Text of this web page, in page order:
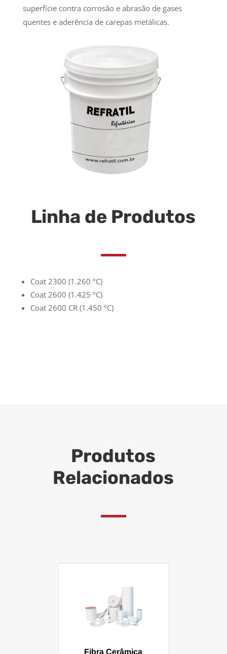
superfície contra corrosão e abrasão de gases
quentes e aderência de carepas metálicas.
Linha de Produtos
Coat 2300 (1.260 ºC)
Coat 2600 (1.425 ºC)
Coat 2600 CR (1.450 ºC)
Produtos
Relacionados
Fibra Cerâmica